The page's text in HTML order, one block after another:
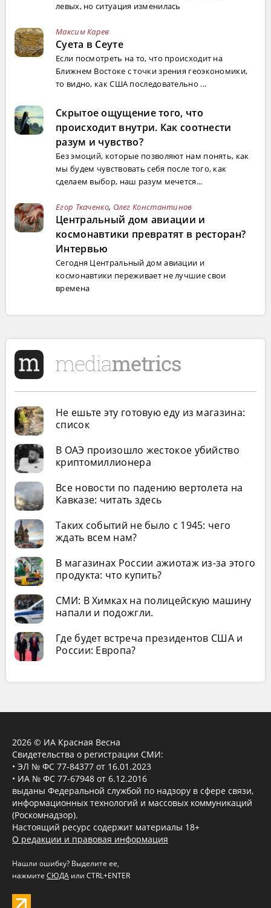
левых, но ситуация изменилась
Максим Карев
Суета в Сеуте
Если посмотреть на то, что происходит на
Ближнем Востоке с точки зрения геоэкономики,
то видно, как США последовательно ...
Скрытое ощущение того, что
происходит внутри. Как соотнести
разум и чувство?
Без эмоций, которые позволяют нам понять, как
мы будем чувствовать себя после того, как
сделаем выбор, наш разум мечется...
Егор Ткаченко, Олег Константинов
Центральный дом авиации и
космонавтики превратят в ресторан?
Интервью
Сегодня Центральный дом авиации и
космонавтики переживает не лучшие свои
времена
Не ешьте эту готовую еду из магазина:
список
В ОАЭ произошло жестокое убийство
криптомиллионера
Все новости по падению вертолета на
Кавказе: читать здесь
Таких событий не было с 1945: чего
ждать всем нам?
В магазинах России ажиотаж из-за этого
продукта: что купить?
СМИ: В Химках на полицейскую машину
напали и подожгли.
Где будет встреча президентов США и
России: Европа?
2026 © ИА Красная Весна
Свидетельства о регистрации СМИ:
• ЭЛ № ФС 77-84377 от 16.01.2023
• ИА № ФС 77-67948 от 6.12.2016
выданы Федеральной службой по надзору в сфере связи,
информационных технологий и массовых коммуникаций
(Роскомнадзор).
Настоящий ресурс содержит материалы 18+
О редакции и правовая информация
Нашли ошибку? Выделите ее,
нажмите СЮДА или CTRL+ENTER